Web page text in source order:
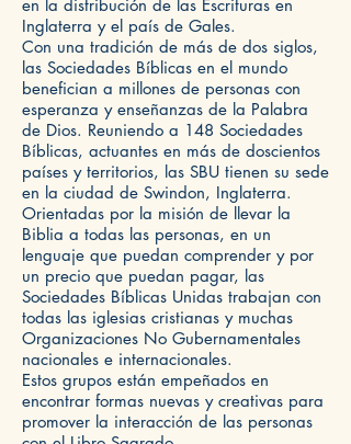
en la distribución de las Escrituras en
Inglaterra y el país de Gales.
Con una tradición de más de dos siglos,
las Sociedades Bíblicas en el mundo
benefician a millones de personas con
esperanza y enseñanzas de la Palabra
de Dios. Reuniendo a 148 Sociedades
Bíblicas, actuantes en más de doscientos
países y territorios, las SBU tienen su sede
en la ciudad de Swindon, Inglaterra.
Orientadas por la misión de llevar la
Biblia a todas las personas, en un
lenguaje que puedan comprender y por
un precio que puedan pagar, las
Sociedades Bíblicas Unidas trabajan con
todas las iglesias cristianas y muchas
Organizaciones No Gubernamentales
nacionales e internacionales.
Estos grupos están empeñados en
encontrar formas nuevas y creativas para
promover la interacción de las personas